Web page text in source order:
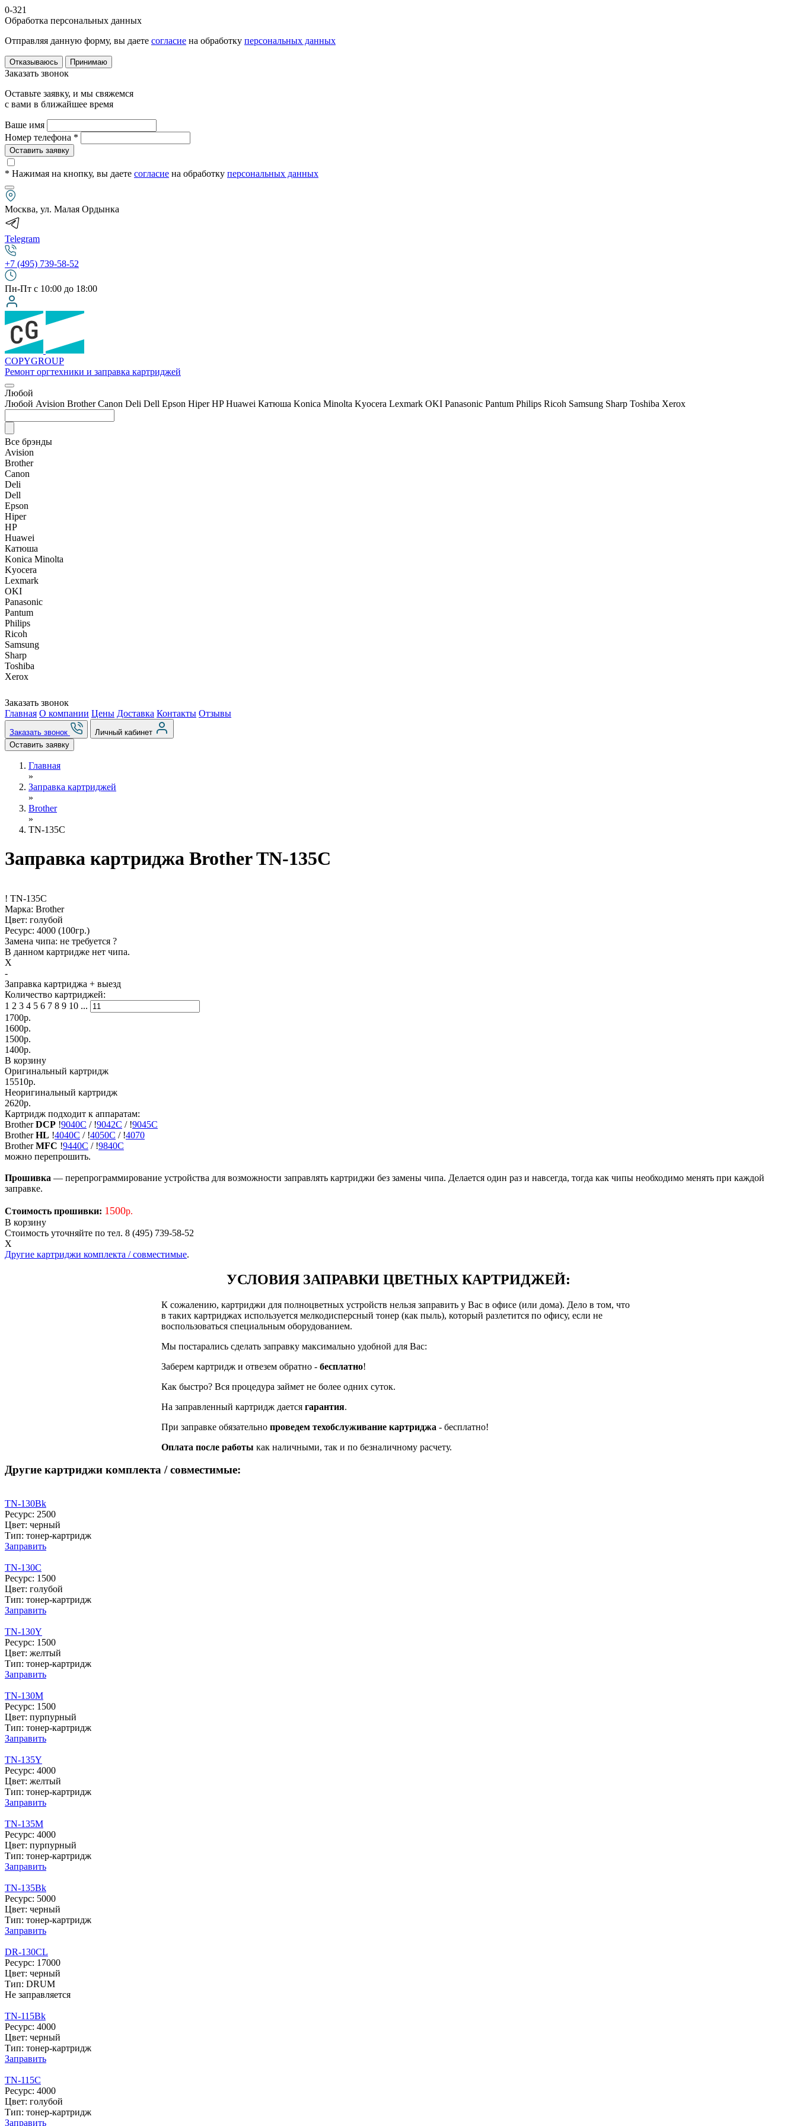
0-321
Обработка персональных данных
Отправляя данную форму, вы даете согласие на обработку персональных данных
Отказываюсь Принимаю
Заказать звонок
Оставьте заявку, и мы свяжемся
с вами в ближайшее время
Ваше имя
Номер телефона *
Оставить заявку
* Нажимая на кнопку, вы даете согласие на обработку персональных данных
Москва, ул. Малая Ордынка
Telegram
+7 (495) 739-58-52
Пн-Пт с 10:00 до 18:00
COPYGROUP
Ремонт оргтехники и заправка картриджей
Любой
Любой Avision Brother Canon Deli Dell Epson Hiper HP Huawei Катюша Konica Minolta Kyocera Lexmark OKI Panasonic Pantum Philips Ricoh Samsung Sharp Toshiba Xerox
Все брэнды
Avision
Brother
Canon
Deli
Dell
Epson
Hiper
HP
Huawei
Катюша
Konica Minolta
Kyocera
Lexmark
OKI
Panasonic
Pantum
Philips
Ricoh
Samsung
Sharp
Toshiba
Xerox
Заказать звонок
Главная О компании Цены Доставка Контакты Отзывы
Заказать звонок
Личный кабинет
Оставить заявку
Главная
»
Заправка картриджей
»
Brother
»
TN-135C
Заправка картриджа Brother TN-135C
! TN-135C
Марка: Brother
Цвет: голубой
Ресурс: 4000 (100гр.)
Замена чипа: не требуется ?
В данном картридже нет чипа.
X
-
Заправка картриджа + выезд
Количество картриджей:
1 2 3 4 5 6 7 8 9 10 ...
1700р.
1600р.
1500р.
1400р.
В корзину
Оригинальный картридж
15510р.
Неоригинальный картридж
2620р.
Картридж подходит к аппаратам:
BrotherDCP !9040C / !9042C / !9045C
BrotherHL !4040C / !4050C / !4070
BrotherMFC !9440C / !9840C
можно перепрошить.
Прошивка — перепрограммирование устройства для возможности заправлять картриджи без замены чипа. Делается один раз и навсегда, тогда как чипы необходимо менять при каждой
заправке.
Стоимость прошивки: 1500р.
В корзину
Стоимость уточняйте по тел. 8 (495) 739-58-52
X
Другие картриджи комплекта / совместимые.
УСЛОВИЯ ЗАПРАВКИ ЦВЕТНЫХ КАРТРИДЖЕЙ:
К сожалению, картриджи для полноцветных устройств нельзя заправить у Вас в офисе (или дома). Дело в том, что
в таких картриджах используется мелкодисперсный тонер (как пыль), который разлетится по офису, если не
воспользоваться специальным оборудованием.
Мы постарались сделать заправку максимально удобной для Вас:
Заберем картридж и отвезем обратно - бесплатно!
Как быстро? Вся процедура займет не более одних суток.
На заправленный картридж дается гарантия.
При заправке обязательно проведем техобслуживание картриджа - бесплатно!
Оплата после работы как наличными, так и по безналичному расчету.
Другие картриджи комплекта / совместимые:
TN-130Bk
Ресурс: 2500
Цвет: черный
Тип: тонер-картридж
Заправить
TN-130C
Ресурс: 1500
Цвет: голубой
Тип: тонер-картридж
Заправить
TN-130Y
Ресурс: 1500
Цвет: желтый
Тип: тонер-картридж
Заправить
TN-130M
Ресурс: 1500
Цвет: пурпурный
Тип: тонер-картридж
Заправить
TN-135Y
Ресурс: 4000
Цвет: желтый
Тип: тонер-картридж
Заправить
TN-135M
Ресурс: 4000
Цвет: пурпурный
Тип: тонер-картридж
Заправить
TN-135Bk
Ресурс: 5000
Цвет: черный
Тип: тонер-картридж
Заправить
DR-130CL
Ресурс: 17000
Цвет: черный
Тип: DRUM
Не заправляется
TN-115Bk
Ресурс: 4000
Цвет: черный
Тип: тонер-картридж
Заправить
TN-115C
Ресурс: 4000
Цвет: голубой
Тип: тонер-картридж
Заправить